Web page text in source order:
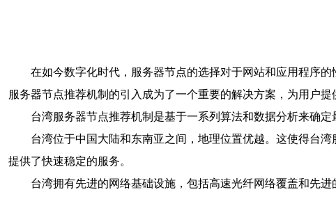
在如今数字化时代，服务器节点的选择对于网站和应用程序
服务器节点推荐机制的引入成为了一个重要的解决方案，为用户提
台湾服务器节点推荐机制是基于一系列算法和数据分析来确
台湾位于中国大陆和东南亚之间，地理位置优越。这使得台
提供了快速稳定的服务。
台湾拥有先进的网络基础设施，包括高速光纤网络覆盖和先